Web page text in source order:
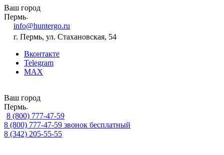
Ваш город
Пермь
info@huntergo.ru
г. Пермь, ул. Стахановская, 54
Вконтакте
Telegram
MAX
Ваш город
Пермь
8 (800) 777-47-59
8 (800) 777-47-59 звонок бесплатный
8 (342) 205-55-55